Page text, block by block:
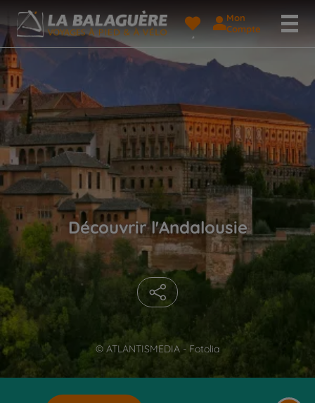
Mon
Compte
© ATLANTISMEDIA - Fotolia
Découvrir l'Andalousie